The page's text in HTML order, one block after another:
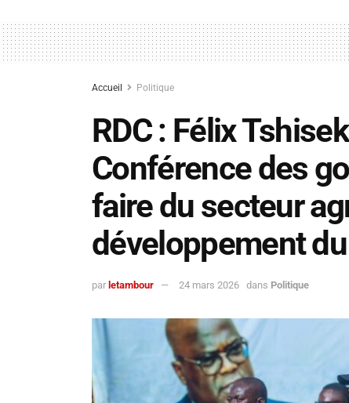
Accueil Politique
RDC : Félix
Conférence des
faire du secteur
développement
par letambour 24 mars 2026 dans Politique